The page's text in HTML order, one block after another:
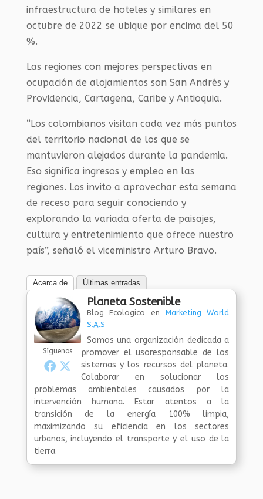
infraestructura de hoteles y similares en
octubre de 2022 se ubique por encima del 50
%.
Las regiones con mejores perspectivas en
ocupación de alojamientos son San Andrés y
Providencia, Cartagena, Caribe y Antioquia.
“Los colombianos visitan cada vez más puntos
del territorio nacional de los que se
mantuvieron alejados durante la pandemia.
Eso significa ingresos y empleo en las
regiones. Los invito a aprovechar esta semana
de receso para seguir conociendo y
explorando la variada oferta de paisajes,
cultura y entretenimiento que ofrece nuestro
país”, señaló el viceministro Arturo Bravo.
Acerca de Últimas entradas
Síguenos
Planeta Sostenible
Blog Ecologico en Marketing World
S.A.S
Somos una organización dedicada a
promover el usoresponsable de los
sistemas y los recursos del planeta.
Colaborar en solucionar los
problemas ambientales causados por la
intervención humana. Estar atentos a la
transición de la energía 100% limpia,
maximizando su eficiencia en los sectores
urbanos, incluyendo el transporte y el uso de la
tierra.